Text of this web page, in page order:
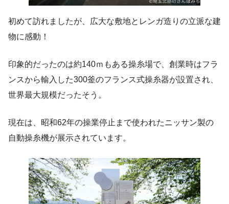
初めて訪れましたが、広大な敷地とレンガ造りの立派な建
物に感動！
印象的だったのは約140ｍもある操糸場で、創業時はフラ
ンスから輸入した300釜のフランス式操糸器が設置され、
世界最大規模だったそう。
現在は、昭和62年の操業停止まで使われたニッサン製の
自動操糸機が展示されています。